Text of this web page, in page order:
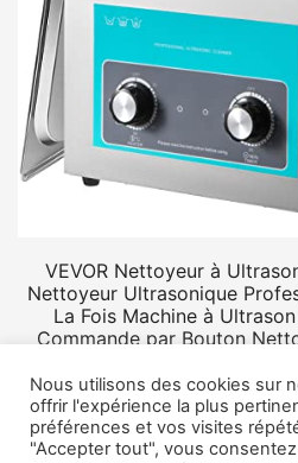
VEVOR Nettoyeur à
Nettoyeur Ultrasonique
La Fois Machine à
Commande par Bouton
Nous utilisons des cookies sur
offrir l'expérience la plus
préférences et vos visites
"Accepter tout", vous